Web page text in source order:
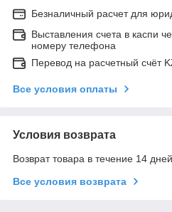
Безналичный расчет для
Выставления счета в каспи
номеру телефона
Перевод на расчетный счёт
Все условия оплаты
Условия возврата
Возврат товара в течение 14
Все условия возврата